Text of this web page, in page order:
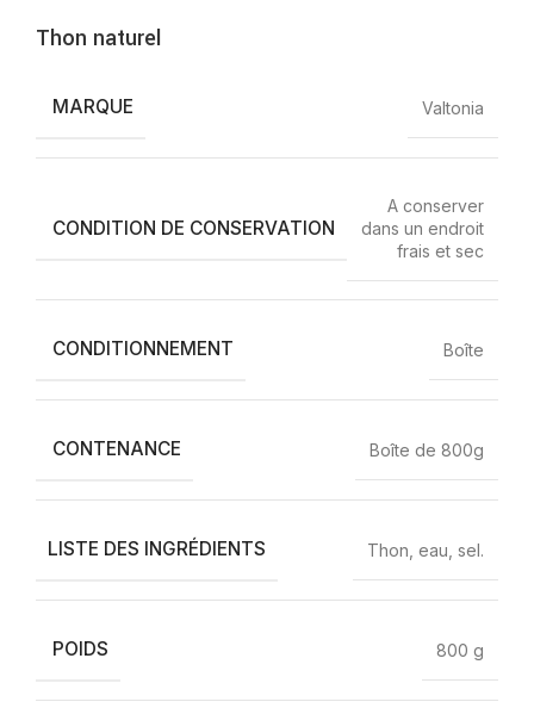
Thon naturel
MARQUE Valtonia
CONDITION DE CONSERVATION
A conserver
dans un endroit
frais et sec
CONDITIONNEMENT Boîte
CONTENANCE Boîte de 800g
LISTE DES INGRÉDIENTS Thon, eau, sel.
POIDS 800 g